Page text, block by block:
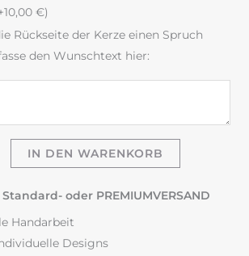
10,00 €)
Rückseite der Kerze einen Spruch
den Wunschtext hier:
IN DEN WARENKORB
oder PREMIUMVERSAND
Handarbeit
Designs